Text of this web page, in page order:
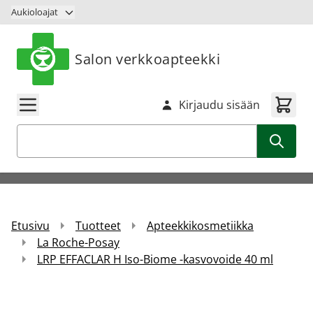
Siirry sisältöön
Aukioloajat
Salon verkkoapteekki
Kirjaudu sisään
Etusivu Tuotteet
Apteekkikosmetiikka
La Roche-Posay
LRP EFFACLAR H Iso-Biome -kasvovoide 40 ml